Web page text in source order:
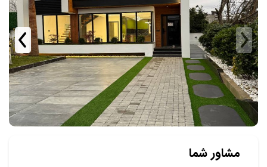
مشاور شما